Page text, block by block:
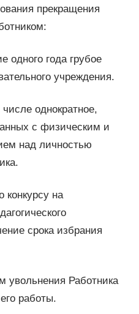
прекращения
одного года грубое
учреждения.
однократное,
с физическим и
над личностью
конкурсу на
срока избрания
увольнения Работника
работы.